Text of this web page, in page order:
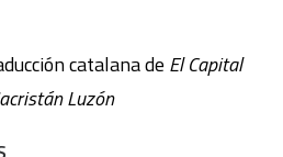
catalana de El Capital
Luzón